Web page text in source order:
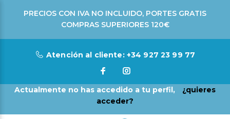
PRECIOS CON IVA NO INCLUIDO, PORTES GRATIS
COMPRAS SUPERIORES 120€
Atención al cliente: +34 927 23 99 77
Actualmente no has accedido a tu perfil,
¿quieres
acceder?